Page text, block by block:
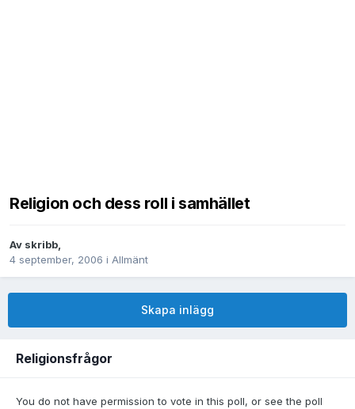
Religion och dess roll i samhället
Av skribb,
4 september, 2006 i Allmänt
Skapa inlägg
Religionsfrågor
You do not have permission to vote in this poll, or see the poll